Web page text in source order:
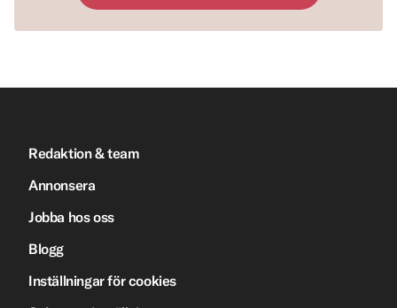
Redaktion & team
Annonsera
Jobba hos oss
Blogg
Inställningar för cookies